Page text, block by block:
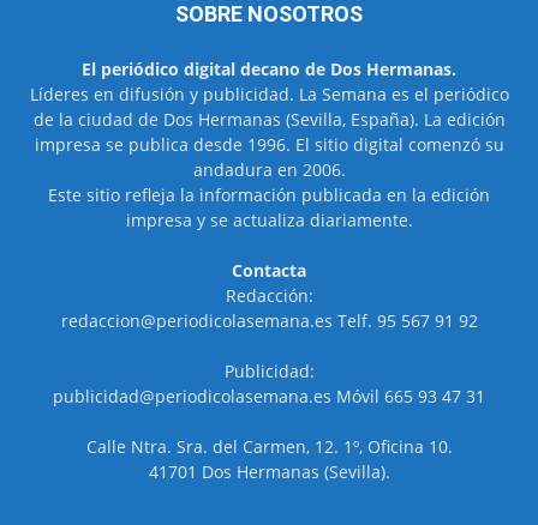
SOBRE NOSOTROS
El periódico digital decano de Dos Hermanas.
Líderes en difusión y publicidad. La Semana es el periódico
de la ciudad de Dos Hermanas (Sevilla, España). La edición
impresa se publica desde 1996. El sitio digital comenzó su
andadura en 2006.
Este sitio refleja la información publicada en la edición
impresa y se actualiza diariamente.
Contacta
Redacción:
redaccion@periodicolasemana.es Telf. 95 567 91 92
Publicidad:
publicidad@periodicolasemana.es Móvil 665 93 47 31
Calle Ntra. Sra. del Carmen, 12. 1º, Oficina 10.
41701 Dos Hermanas (Sevilla).